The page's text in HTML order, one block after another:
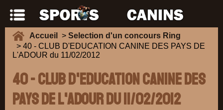
Accueil > Selection d'un concours Ring
> 40 - CLUB D'EDUCATION CANINE DES PAYS DE
L'ADOUR du 11/02/2012
40 - CLUB D'EDUCATION CANINE DES
PAYS DE L'ADOUR du 11/02/2012